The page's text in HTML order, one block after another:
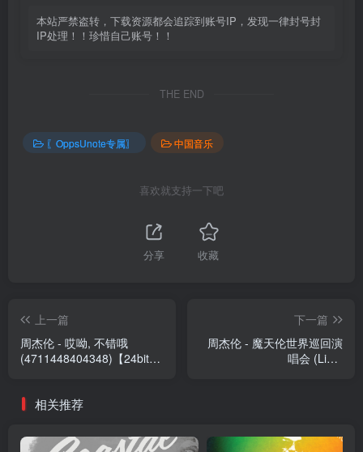
本站严禁盗转，下载资源都会追踪到账号IP，发现一律封号封
IP处理！！珍惜自己账号！！
THE END
〖OppsUnote专属〗 中国音乐
喜欢就支持一下吧
分享 收藏
上一篇
周杰伦 - 哎呦, 不错哦
(4711448404348)【24bit／
下一篇
周杰伦 - 魔天伦世界巡回演
唱会 (Live)
相关推荐